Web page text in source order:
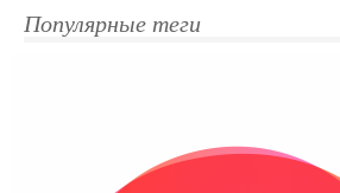
Датированные ежедневники
Планинги недатированные
Телефонные книжки
Популярные теги